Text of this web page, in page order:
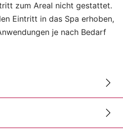
zum Areal nicht gestattet.
Eintritt in das Spa erhoben,
je nach Bedarf